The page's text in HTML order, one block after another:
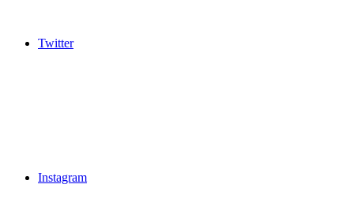
Twitter
Instagram